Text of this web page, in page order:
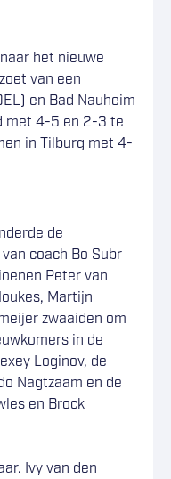
het nieuwe
van een
en Bad Nauheim
met 4-5 en 2-3 te
in Tilburg met 4-
de
coach Bo Subr
Peter van
Martijn
zwaaiden om
in de
Loginov, de
Nagtzaam en de
en Brock
Ivy van den